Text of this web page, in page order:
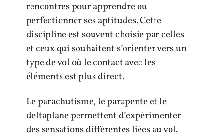
rencontres pour apprendre ou
perfectionner ses aptitudes. Cette
discipline est souvent choisie par celles
et ceux qui souhaitent s’orienter vers un
type de vol où le contact avec les
éléments est plus direct.
Le parachutisme, le parapente et le
deltaplane permettent d’expérimenter
des sensations différentes liées au vol.